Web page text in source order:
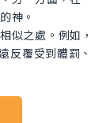
神。
似之處。例如，
反覆受到體罰、